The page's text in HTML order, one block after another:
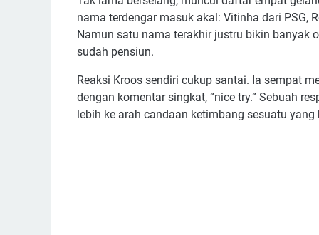
nama terdengar masuk akal: Vitinha dari PSG,
Namun satu nama terakhir justru bikin banyak
sudah pensiun.
Reaksi Kroos sendiri cukup santai. Ia sempat
dengan komentar singkat, “nice try.” Sebuah
lebih ke arah candaan ketimbang sesuatu yang